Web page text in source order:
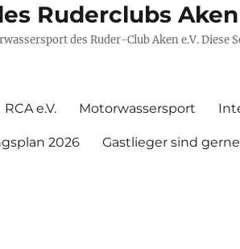
Ruderclubs Aken
des Ruder-Club Aken e.V. Diese
RCA e.V. Motorwassersport
2026 Gastlieger sind